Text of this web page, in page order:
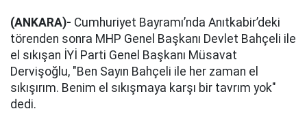
(ANKARA)- Cumhuriyet Bayramı’nda Anıtkabir’deki
törenden sonra MHP Genel Başkanı Devlet Bahçeli ile
el sıkışan İYİ Parti Genel Başkanı Müsavat
Dervişoğlu, "Ben Sayın Bahçeli ile her zaman el
sıkışırım. Benim el sıkışmaya karşı bir tavrım yok"
dedi.